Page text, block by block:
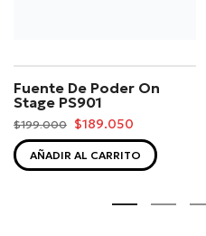
Fuente De Poder On
Stage PS901
$199.000 $189.050
AÑADIR AL CARRITO